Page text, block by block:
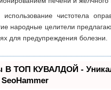
чистотела
народные целители
для предупреждения болезни.
В ТОП КУВАЛДОЙ -